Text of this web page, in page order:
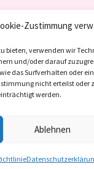
Zustimmung
bieten, verwenden wir
und/oder darauf
das Surfverhalten oder
nicht erteilst
werden.
Ablehnen